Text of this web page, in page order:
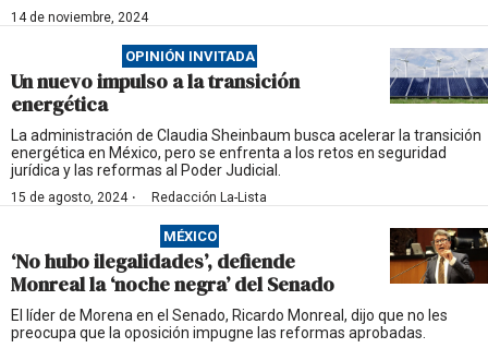
14 de noviembre, 2024
OPINIÓN INVITADA
Un nuevo impulso a la transición
energética
La administración de Claudia Sheinbaum busca acelerar la transición
energética en México, pero se enfrenta a los retos en seguridad
jurídica y las reformas al Poder Judicial.
15 de agosto, 2024· Redacción La-Lista
MÉXICO
‘No hubo ilegalidades’, defiende
Monreal la ‘noche negra’ del Senado
El líder de Morena en el Senado, Ricardo Monreal, dijo que no les
preocupa que la oposición impugne las reformas aprobadas.